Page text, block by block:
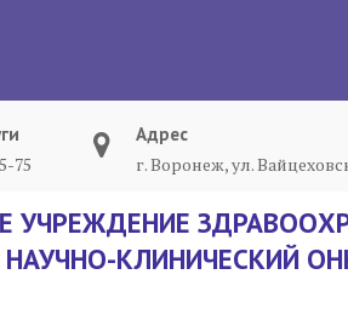
75
Адрес
г. Воронеж, ул.
КЛИНИЧЕСКИЙ